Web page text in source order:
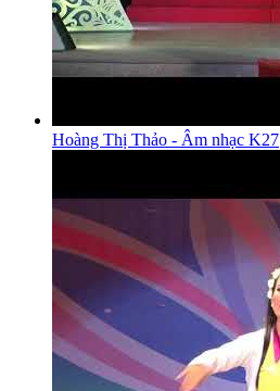
Hoàng Thị Thảo - Âm nhạc K27